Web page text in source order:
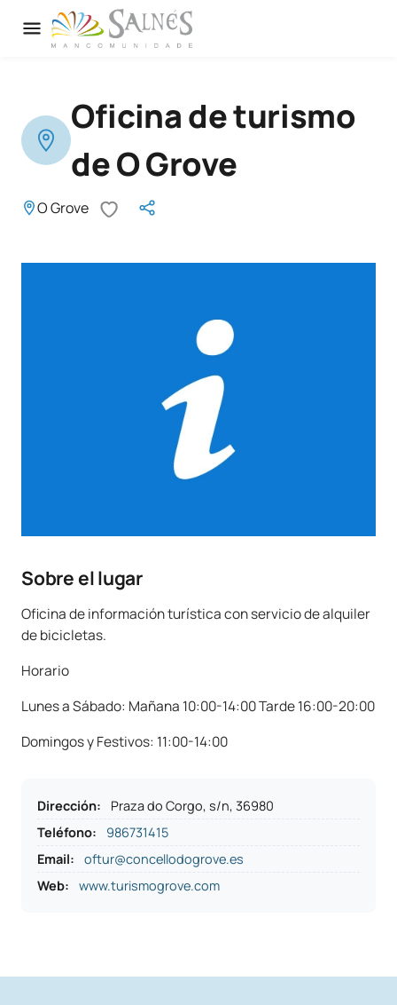
Oficina de turismo
de O Grove
O Grove
Sobre el lugar
Oficina de información turística con servicio de alquiler
de bicicletas.
Horario
Lunes a Sábado: Mañana 10:00-14:00 Tarde 16:00-20:00
Domingos y Festivos: 11:00-14:00
Dirección:
Praza do Corgo, s/n, 36980
Teléfono:
986731415
Email:
oftur@concellodogrove.es
Web:
www.turismogrove.com